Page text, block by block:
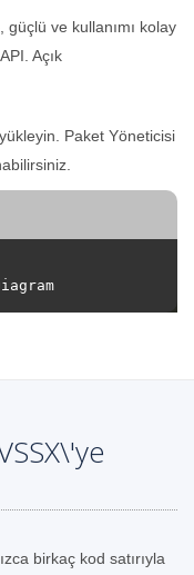
ve kullanımı kolay
Açık
Paket Yöneticisi
birkaç kod satırıyla